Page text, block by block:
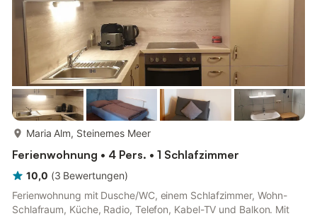
Maria Alm, Steinernes Meer
Ferienwohnung • 4 Pers. • 1 Schlafzimmer
10,0 (3 Bewertungen)
Ferienwohnung mit Dusche/WC, einem Schlafzimmer, Wohn-
Schlafraum, Küche, Radio, Telefon, Kabel-TV und Balkon. Mit